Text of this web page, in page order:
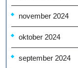
november 2024
oktober 2024
september 2024